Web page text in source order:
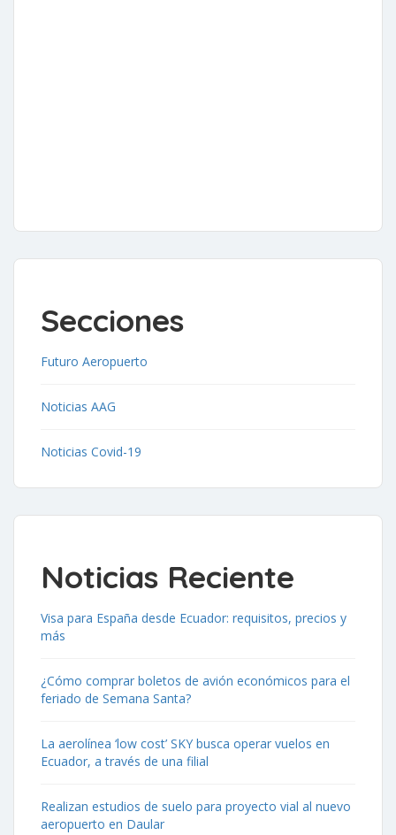
Secciones
Futuro Aeropuerto
Noticias AAG
Noticias Covid-19
Noticias Reciente
Visa para España desde Ecuador: requisitos, precios y
más
¿Cómo comprar boletos de avión económicos para el
feriado de Semana Santa?
La aerolínea ‘low cost’ SKY busca operar vuelos en
Ecuador, a través de una filial
Realizan estudios de suelo para proyecto vial al nuevo
aeropuerto en Daular